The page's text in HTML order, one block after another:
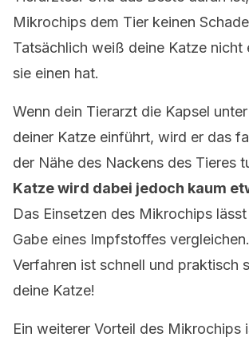
Mikrochips dem Tier keinen
Tatsächlich weiß deine Katze nicht
sie einen hat.
Wenn dein Tierarzt die Kapsel
deiner Katze einführt, wird er das
der Nähe des Nackens des Tieres
Katze wird dabei jedoch kaum
Das Einsetzen des Mikrochips
Gabe eines Impfstoffes
Verfahren ist schnell und praktisch
deine Katze!
Ein weiterer Vorteil des Mikrochips